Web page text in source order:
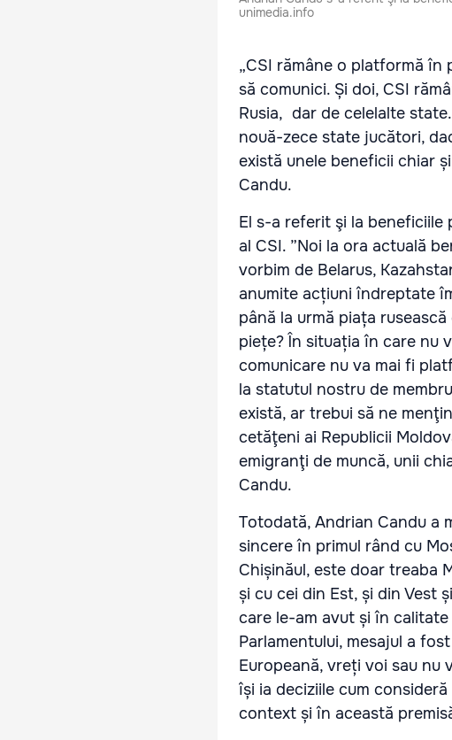
unimedia.info
„CSI rămâne o platformă
să comunici. Și doi, CSI
Rusia, dar de celelalte
nouă-zece state jucători,
există unele beneficii chiar
Candu.
El s-a referit şi la beneficiile
al CSI. ”Noi la ora actuală
vorbim de Belarus,
anumite acțiuni îndreptate
până la urmă piața
piețe? În situația în care nu
comunicare nu va mai fi
la statutul nostru de
există, ar trebui să ne
cetăţeni ai Republicii
emigranţi de muncă, unii
Candu.
Totodată, Andrian Candu a
sincere în primul rând cu
Chișinăul, este doar treaba
și cu cei din Est, și din Vest
care le-am avut și în
Parlamentului, mesajul a
Europeană, vreți voi sau nu
își ia deciziile cum
context și în această